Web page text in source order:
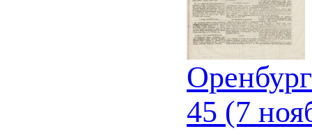
45 (7